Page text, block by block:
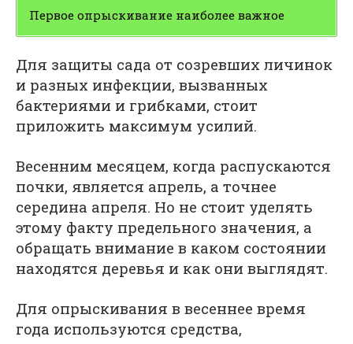
Первое опрыскивание наиболее важное
Для защиты сада от созревших личинок
и разных инфекции, вызванных
бактериями и грибками, стоит
приложить максимум усилий.
Весенним месяцем, когда распускаются
почки, является апрель, а точнее
середина апреля. Но не стоит уделять
этому факту предельного значения, а
обращать внимание в каком состоянии
находятся деревья и как они выглядят.
Для опрыскивания в весеннее время
года используются средства,